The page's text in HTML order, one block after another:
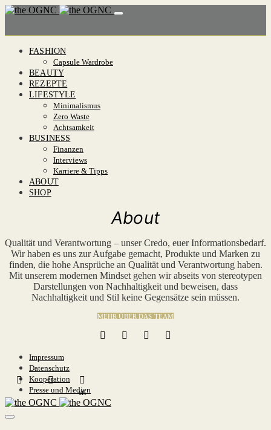
FASHION
Capsule Wardrobe
BEAUTY
REZEPTE
LIFESTYLE
Minimalismus
Zero Waste
Achtsamkeit
BUSINESS
Finanzen
Interviews
Karriere & Tipps
ABOUT
SHOP
About
Qualität und Verantwortung – unser Credo, euer Informationsbedarf.
Wir haben es uns zur Aufgabe gemacht, Produkte und Marken zu
finden, die hohe Ansprüche an Qualität und Verantwortung haben.
Mit unserem modernen Mindset gehen wir abseits von stereotypen
Darstellungen von Nachhaltigkeit und beweisen, dass
Nachhaltigkeit und Stil keine Gegensätze sein müssen.
MEHR ÜBER DAS TEAM
Impressum
Datenschutz
Kooperation
Presse und Medien
6K